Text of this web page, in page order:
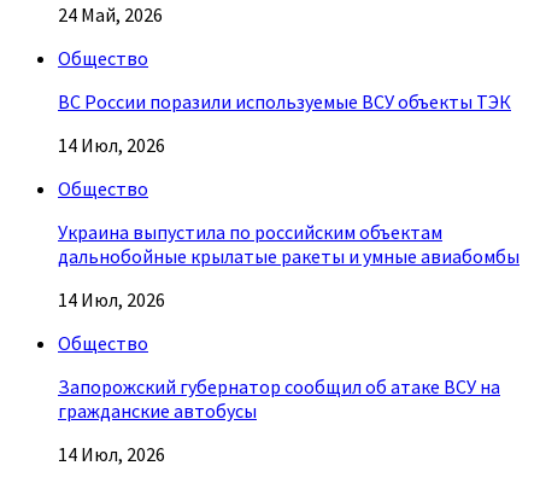
24 Май, 2026
Общество
ВС России поразили используемые ВСУ объекты ТЭК
14 Июл, 2026
Общество
Украина выпустила по российским объектам
дальнобойные крылатые ракеты и умные авиабомбы
14 Июл, 2026
Общество
Запорожский губернатор сообщил об атаке ВСУ на
гражданские автобусы
14 Июл, 2026